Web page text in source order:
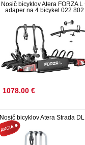
Nosič bicyklov Atera FORZA L
adaper na 4 bicykel 022 802
1078.00 €
Nosič bicyklov Atera Strada